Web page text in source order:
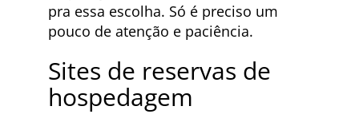
pra essa escolha. Só é preciso um
pouco de atenção e paciência.
Sites de reservas de
hospedagem